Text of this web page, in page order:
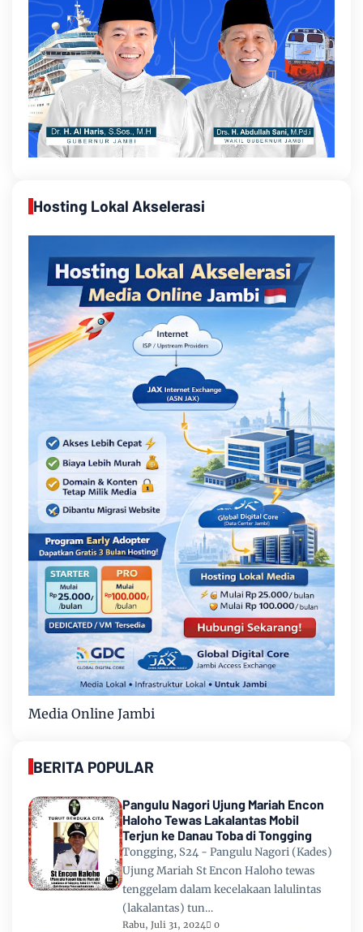
Hosting Lokal Akselerasi
Media Online Jambi
BERITA POPULAR
Pangulu Nagori Ujung Mariah Encon
Haloho Tewas Lakalantas Mobil
Terjun ke Danau Toba di Tongging
Tongging, S24 - Pangulu Nagori (Kades)
Ujung Mariah St Encon Haloho tewas
tenggelam dalam kecelakaan lalulintas
(lakalantas) tun…
Rabu, Juli 31, 2024 0